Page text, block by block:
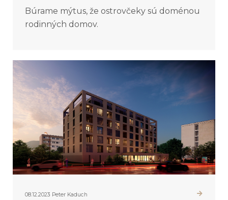
Búrame mýtus, že ostrovčeky sú doménou
rodinných domov.
08.12.2023 Peter Kaduch